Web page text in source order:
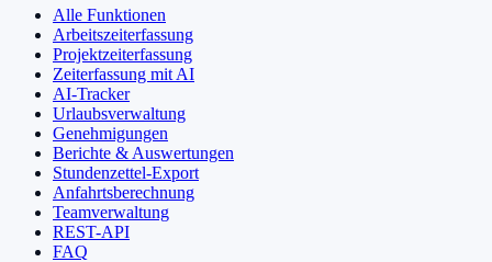
Alle Funktionen
Arbeitszeiterfassung
Projektzeiterfassung
Zeiterfassung mit AI
AI-Tracker
Urlaubsverwaltung
Genehmigungen
Berichte & Auswertungen
Stundenzettel-Export
Anfahrtsberechnung
Teamverwaltung
REST-API
FAQ